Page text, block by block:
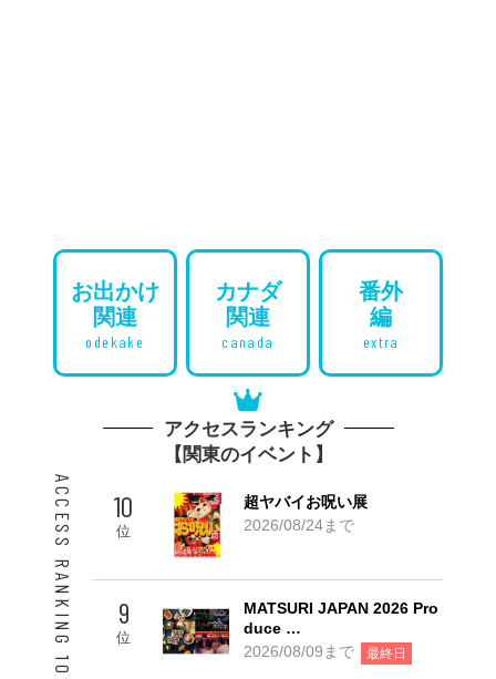
お出かけ
関連
odekake
カナダ
関連
canada
番外
編
extra
アクセスランキング
【関東のイベント】
ACCESS RANKING 10 10
位
超ヤバイお呪い展
2026/08/24まで
9
位
MATSURI JAPAN 2026 Pro
duce …
2026/08/09まで 最終日